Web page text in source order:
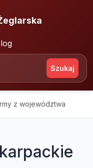
Szukaj
z województwa